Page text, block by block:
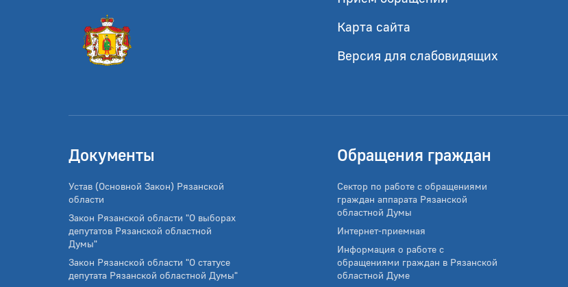
Карта сайта
Версия для слабовидящих
Документы
Устав (Основной Закон) Рязанской
области
Закон Рязанской области "О выборах
депутатов Рязанской областной
Думы"
Закон Рязанской области "О статусе
депутата Рязанской областной Думы"
Обращения граждан
Сектор по работе с обращениями
граждан аппарата Рязанской
областной Думы
Интернет-приемная
Информация о работе с
обращениями граждан в Рязанской
областной Думе